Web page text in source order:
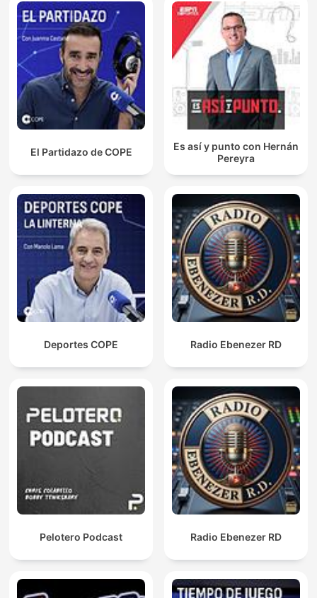
El Partidazo de COPE
Es así y punto con Hernán
Pereyra
Deportes COPE Radio Ebenezer RD
Pelotero Podcast Radio Ebenezer RD